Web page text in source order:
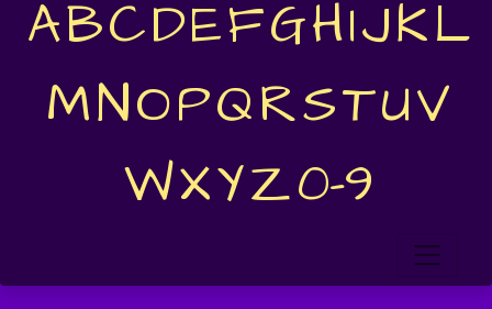
ABCDEFGHIJKL
MNOPQRSTUV
WXYZ0-9